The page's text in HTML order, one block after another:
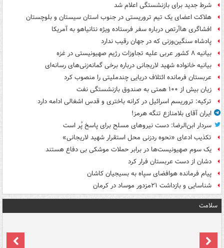
شرط جدید برای بازنشستگی اعلام شد
هلاکت اعضای یک تیم تروریستی در جنوب استان سیستان و بلوچستان
افشاگری هاآرتص درباره سفر فرستاده ویژه نتانیاهو به آمریکا
پادشاه سنگین‌وزنی که در جهان رقیب ندارد
بیانیه ۸ کشور عربی علیه تجاوزات رژیم صهیونیستی در غزه
بیانیه خانواده شهید لاریجانی درباره برخی گمانه‌زنی‌های رسانه‌ای
عربستان فرمانده ائتلاف دریایی چندملیتی را منصوب کرد
زیان بیش از ۱۰۰ همتی به صندوق‌ بازنشستگی نفت
ترکیه: تروریسم اسرائیل در کرانه باختری و قدس اشغالی ادامه دارد
ایران آقای بلامنازع تنگه هرمز!
سردار ابن‌الرضا: دست نیروهای مسلح برای پاسخ پُر است
تکذیب ادعای «نحوه ردزنی محل استقرار شهید لاریجانی»
یک‌ سوم صهیونیست‌ها در برابر حملات موشکی بی دفاع هستند
دشان از دست عربستان فرار کرد
پیام فرمانده هوافضای سپاه به بسیجیان کاشان
شناسایی و بازداشت ۲۱مزدور موساد در کرمان
سلامت